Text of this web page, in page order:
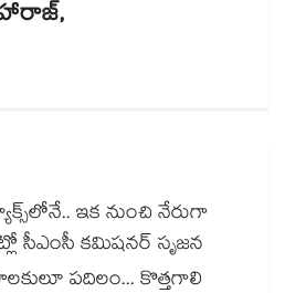
ఇక నుంచి నేరుగా
సీఎంసీ కమిషనర్ సృజన
పదిలం... కొత్తగాలి